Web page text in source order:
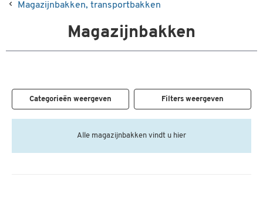
Magazijnbakken, transportbakken
Magazijnbakken
Categorieën weergeven Filters weergeven
Alle magazijnbakken vindt u hier